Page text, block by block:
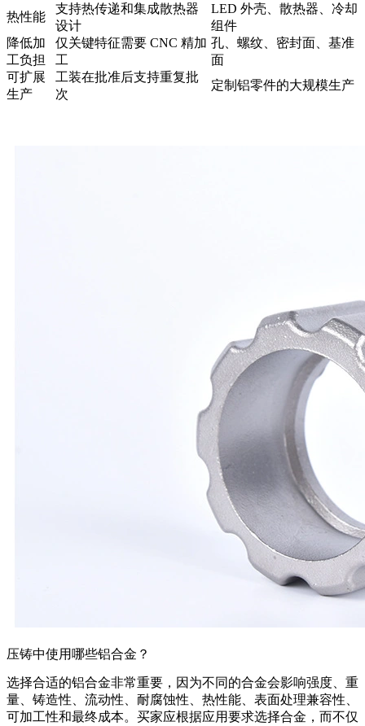
热性能
支持热传递和集成散热器
设计
LED 外壳、散热器、冷却
组件
降低加
工负担
仅关键特征需要 CNC 精加
工
孔、螺纹、密封面、基准
面
可扩展
生产
工装在批准后支持重复批
次
定制铝零件的大规模生产
压铸中使用哪些铝合金？
选择合适的铝合金非常重要，因为不同的合金会影响强度、重
量、铸造性、流动性、耐腐蚀性、热性能、表面处理兼容性、
可加工性和最终成本。买家应根据应用要求选择合金，而不仅